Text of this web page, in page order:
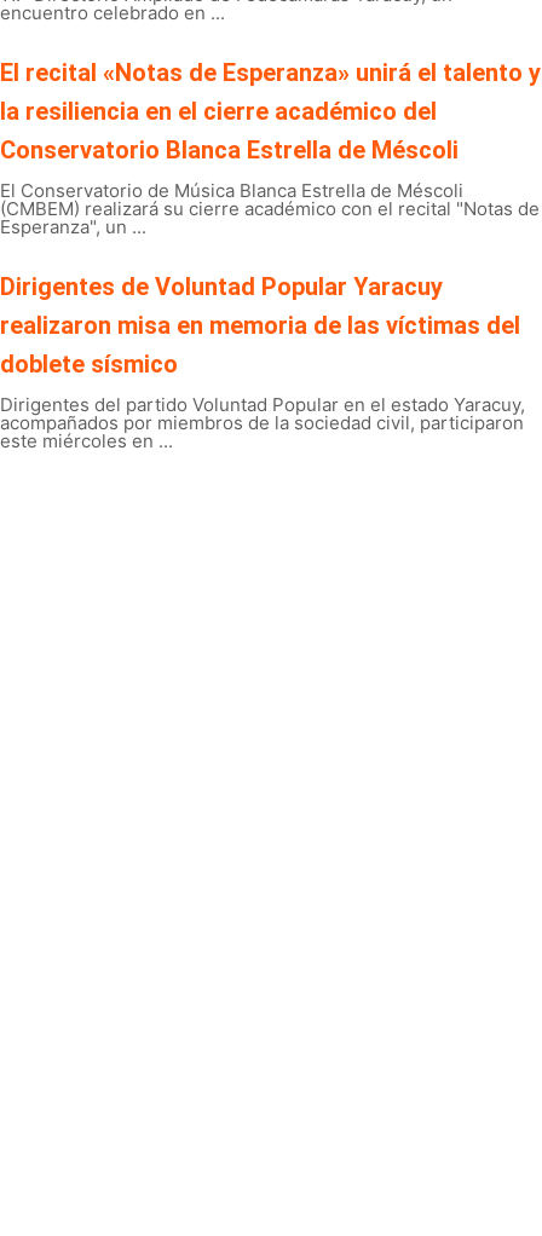
encuentro celebrado en ...
El recital «Notas de Esperanza» unirá el talento y
la resiliencia en el cierre académico del
Conservatorio Blanca Estrella de Méscoli
El Conservatorio de Música Blanca Estrella de Méscoli
(CMBEM) realizará su cierre académico con el recital "Notas de
Esperanza", un ...
Dirigentes de Voluntad Popular Yaracuy
realizaron misa en memoria de las víctimas del
doblete sísmico
Dirigentes del partido Voluntad Popular en el estado Yaracuy,
acompañados por miembros de la sociedad civil, participaron
este miércoles en ...